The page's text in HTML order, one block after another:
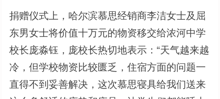
捐赠仪式上，哈尔滨慕思经销商李洁女士及屈
东男女士将价值十万元的物资移交给浓河中学
校长庞淼钰，庞校长热切地表示：“天气越来越
冷，但学校物资比较匮乏，住宿方面的问题一
直得不到妥善解决，这次慕思寝具给我们送来